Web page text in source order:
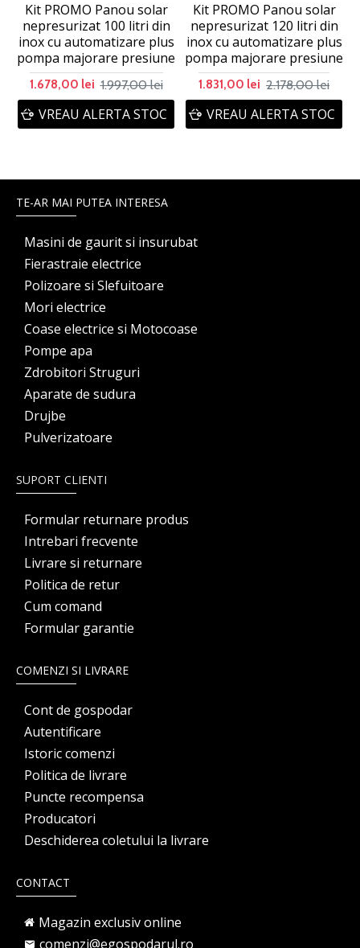
Kit PROMO Panou solar
nepresurizat 100 litri din
inox cu automatizare plus
pompa majorare presiune
1.678,00 lei 1.997,00 lei
VREAU ALERTA STOC
Kit PROMO Panou solar
nepresurizat 120 litri din
inox cu automatizare plus
pompa majorare presiune
1.831,00 lei 2.178,00 lei
VREAU ALERTA STOC
TE-AR MAI PUTEA INTERESA
Masini de gaurit si insurubat
Fierastraie electrice
Polizoare si Slefuitoare
Mori electrice
Coase electrice si Motocoase
Pompe apa
Zdrobitori Struguri
Aparate de sudura
Drujbe
Pulverizatoare
SUPORT CLIENTI
Formular returnare produs
Intrebari frecvente
Livrare si returnare
Politica de retur
Cum comand
Formular garantie
COMENZI SI LIVRARE
Cont de gospodar
Autentificare
Istoric comenzi
Politica de livrare
Puncte recompensa
Producatori
Deschiderea coletului la livrare
CONTACT
Magazin exclusiv online
comenzi@egospodarul.ro